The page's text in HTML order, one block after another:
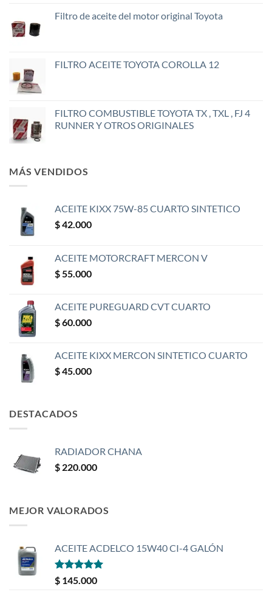
Filtro de aceite del motor original Toyota
FILTRO ACEITE TOYOTA COROLLA 12
FILTRO COMBUSTIBLE TOYOTA TX , TXL , FJ 4
RUNNER Y OTROS ORIGINALES
MÁS VENDIDOS
ACEITE KIXX 75W-85 CUARTO SINTETICO
$42.000
ACEITE MOTORCRAFT MERCON V
$55.000
ACEITE PUREGUARD CVT CUARTO
$60.000
ACEITE KIXX MERCON SINTETICO CUARTO
$45.000
DESTACADOS
RADIADOR CHANA
$ 220.000
MEJOR VALORADOS
ACEITE ACDELCO 15W40 CI-4 GALÓN
Valorado
con
$ 145.000